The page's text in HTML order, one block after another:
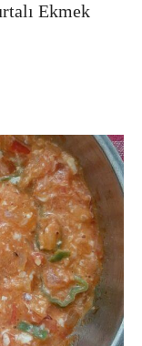
Ekmek